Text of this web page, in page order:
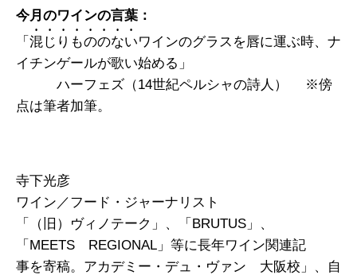
今月のワインの言葉：
「 混じりもののないワインのグラスを唇に運ぶ時、ナ
イチンゲールが歌い始める」
ハーフェズ（14世紀ペルシャの詩人） ※傍
点は筆者加筆。
寺下光彦
ワイン／フード・ジャーナリスト
「（旧）ヴィノテーク」、「BRUTUS」、
「MEETS REGIONAL」等に長年ワイン関連記
事を寄稿。アカデミー・デュ・ヴァン 大阪校」、自